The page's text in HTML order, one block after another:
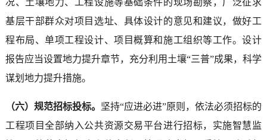
基层干部群众对项目选址、具体设计的意见和建议，做好工
程布局、单项工程设计、项目概算和施工组织等工作。设计
报告应当设置地力提升章节，充分利用土壤“三普”成果，科学
谋划地力提升措施。
（六）规范招标投标。 坚持“应进必进”原则，依法必须招标的
工程项目全部纳入公共资源交易平台进行招标，实施智慧监